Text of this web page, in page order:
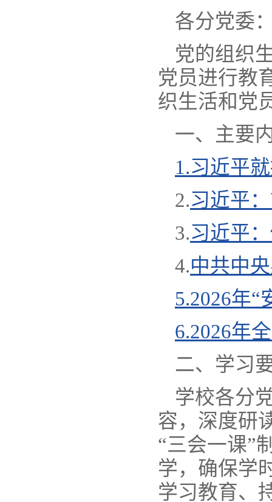
各分党委
党的组织
党员进行教
织生活和党
一、主要
1.习近平
2.习近平
3.习近平
4.中共中
5.2026年
6.2026年
二、学习
学校各分
容，深度研
“三会一课”
学，确保学
学习教育、